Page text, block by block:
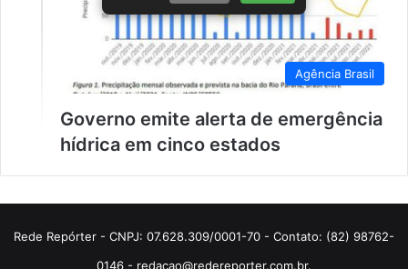
Agência Brasil
Governo emite alerta de emergência
hídrica em cinco estados
Rede Repórter - CNPJ: 07.628.309/0001-70 - Contato: (82) 98762-
0146 - redacao@redereporter.com.br.